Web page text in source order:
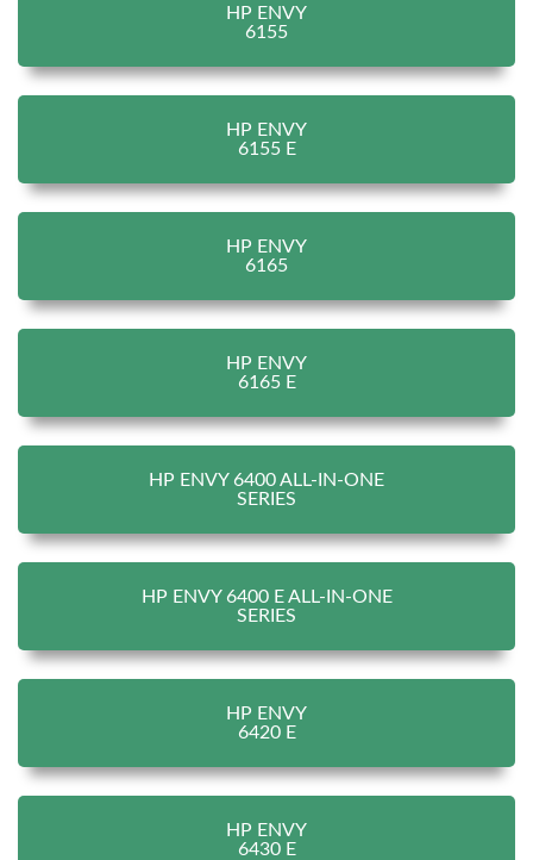
HP ENVY
6155
HP ENVY
6155 E
HP ENVY
6165
HP ENVY
6165 E
HP ENVY 6400 ALL-IN-ONE
SERIES
HP ENVY 6400 E ALL-IN-ONE
SERIES
HP ENVY
6420 E
HP ENVY
6430 E